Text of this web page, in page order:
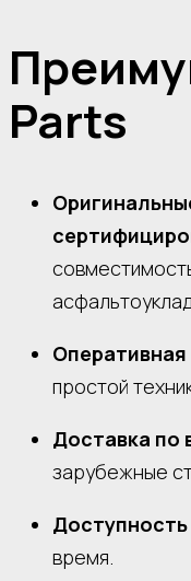
Parts
Оперативная
простой
Доставка по
зарубежные
время.